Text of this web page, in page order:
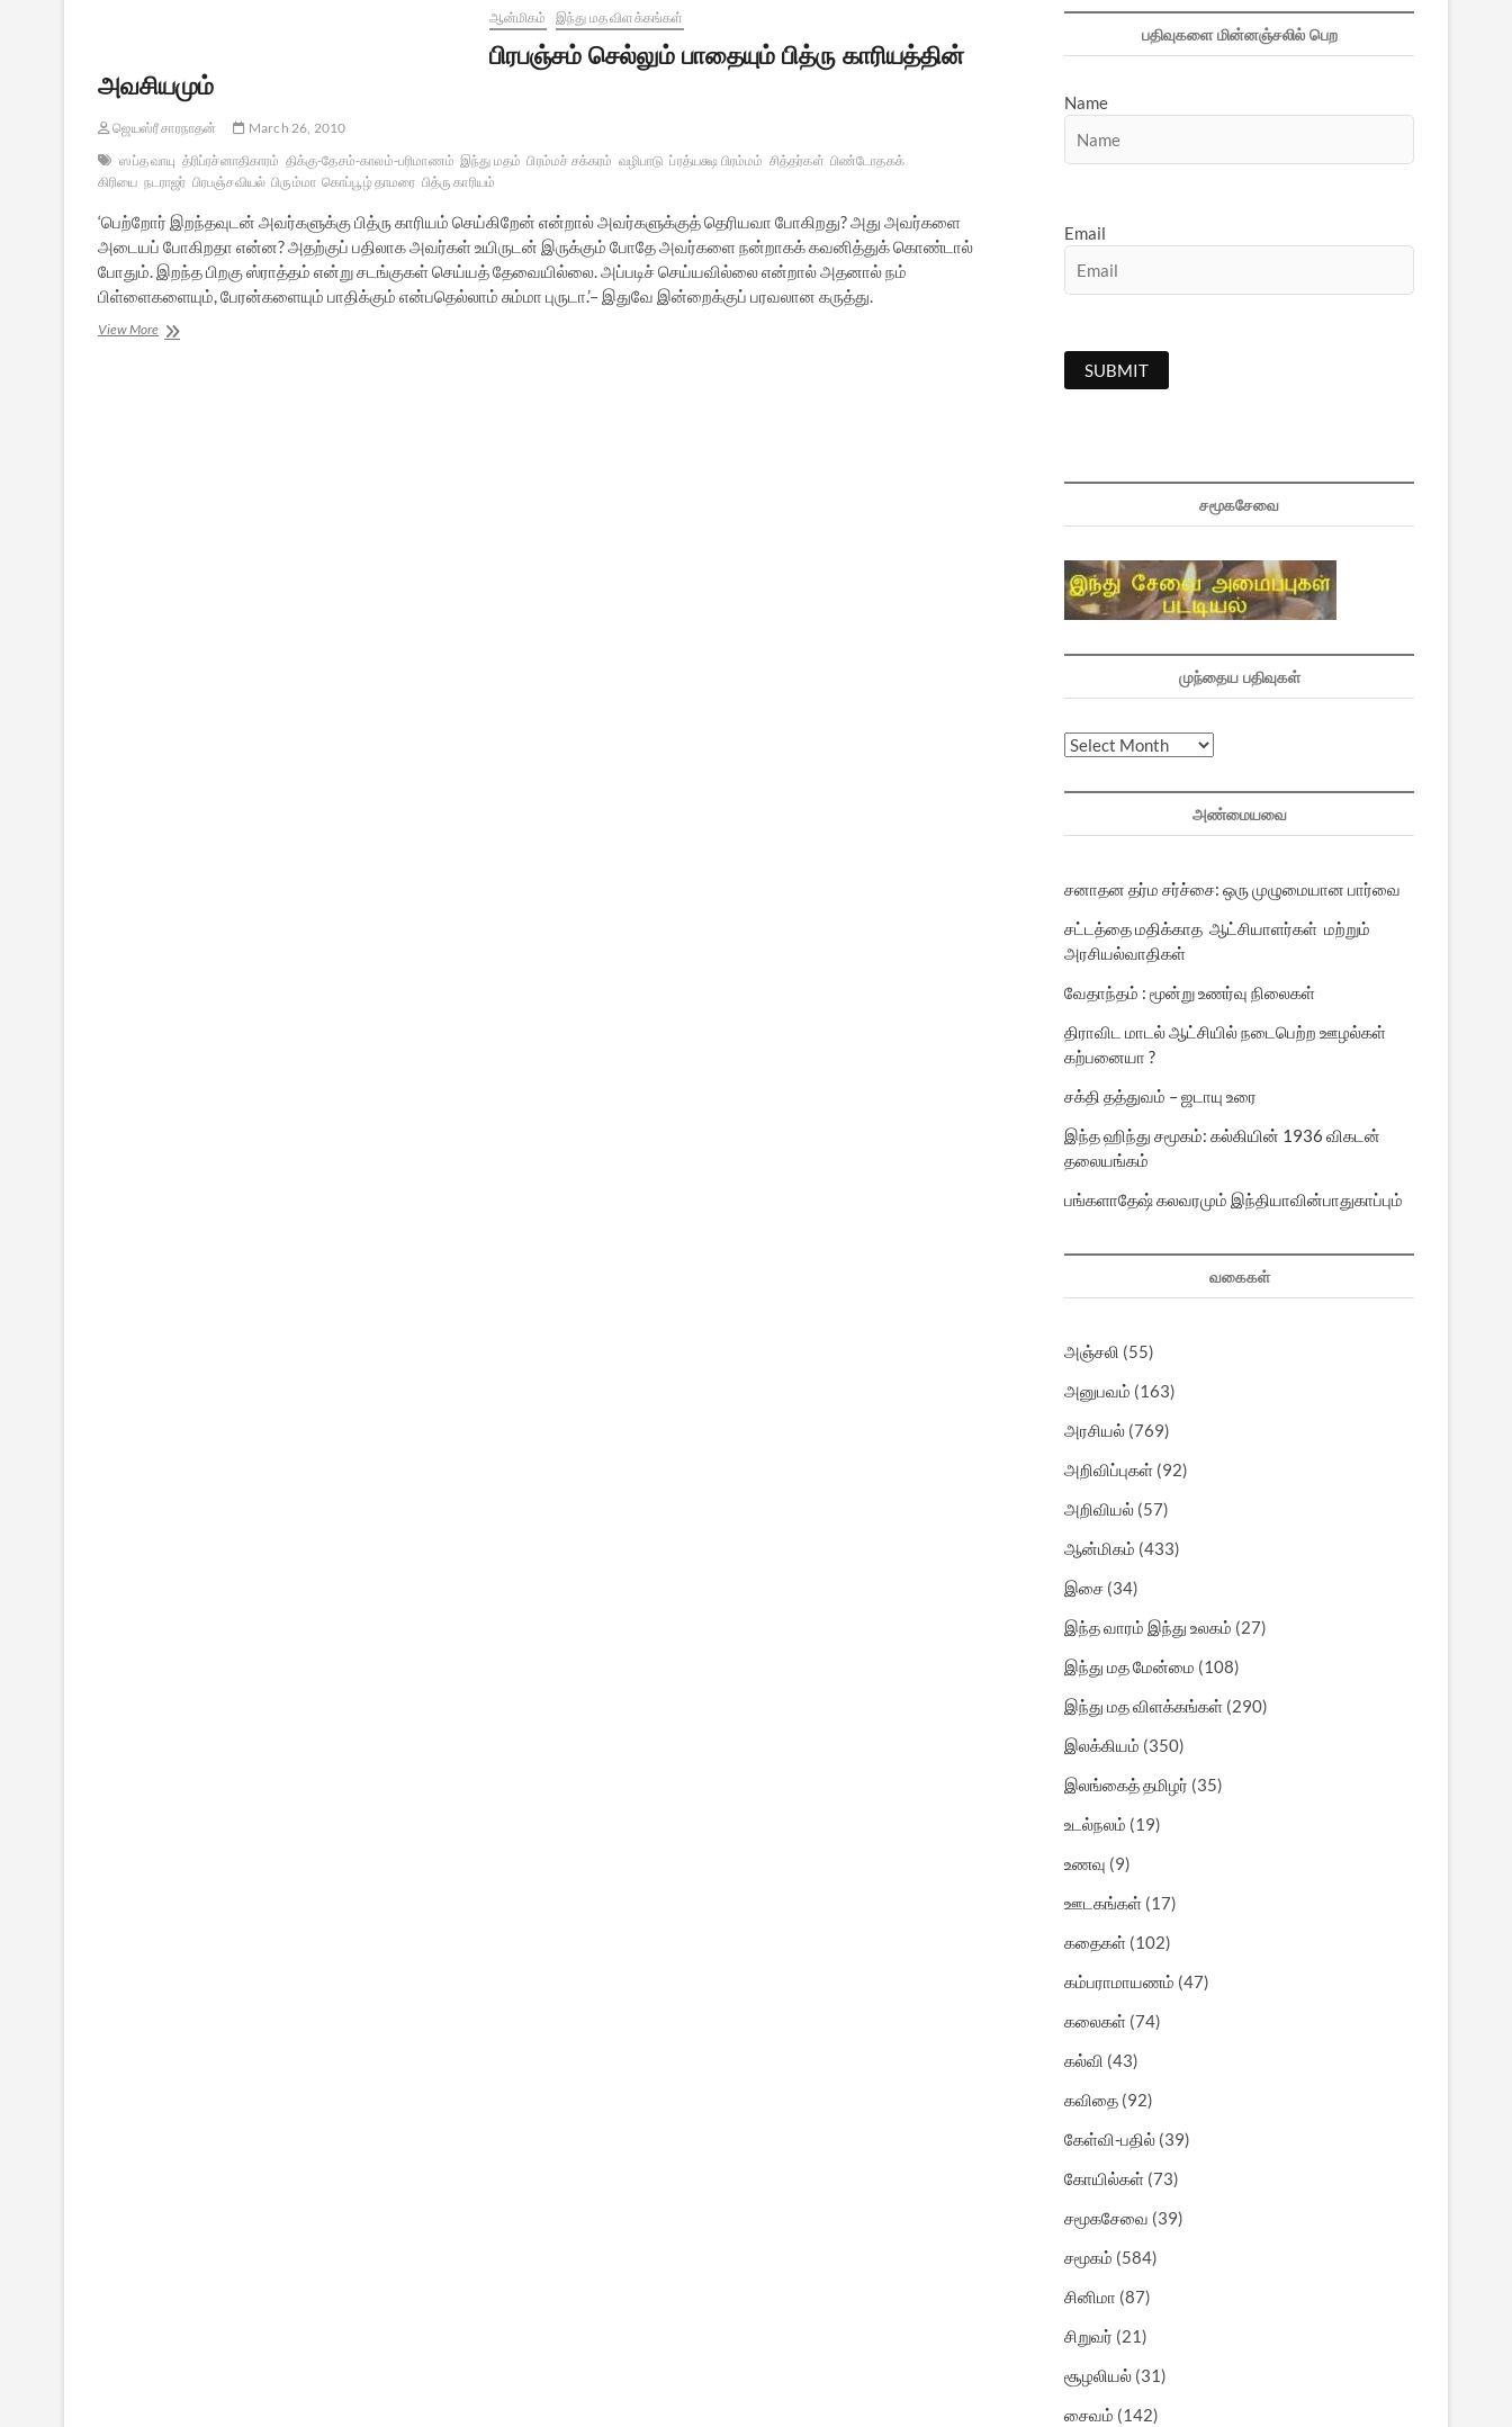
ஆன்மிகம் இந்து மத விளக்கங்கள்
பிரபஞ்சம் செல்லும் பாதையும் பித்ரு காரியத்தின்
அவசியமும்
ஜெயஸ்ரீ சாரநாதன்
March 26, 2010
ஸப்த வாயு த்ரிப்ரச்னாதிகாரம் திக்கு-தேசம்-காலம்-பரிமாணம் இந்து மதம் பிரம்மச் சக்கரம் வழிபாடு ப்ரத்யக்ஷ பிரம்மம் சித்தர்கள் பிண்டோதகக்
கிரியை நடராஜர் பிரபஞ்சவியல் பிரும்மா கொப்பூழ் தாமரை பித்ரு காரியம்
‘பெற்றோர் இறந்தவுடன் அவர்களுக்கு பித்ரு காரியம் செய்கிறேன் என்றால் அவர்களுக்குத் தெரியவா போகிறது? அது அவர்களை
அடையப் போகிறதா என்ன? அதற்குப் பதிலாக அவர்கள் உயிருடன் இருக்கும் போதே அவர்களை நன்றாகக் கவனித்துக் கொண்டால்
போதும். இறந்த பிறகு ஸ்ராத்தம் என்று சடங்குகள் செய்யத் தேவையில்லை. அப்படிச் செய்யவில்லை என்றால் அதனால் நம்
பிள்ளைகளையும், பேரன்களையும் பாதிக்கும் என்பதெல்லாம் சும்மா புருடா.’– இதுவே இன்றைக்குப் பரவலான கருத்து.
View Moreபிரபஞ்சம்
பதிவுகளை மின்னஞ்சலில் பெற
Name
Email
சமூகசேவை
முந்தைய பதிவுகள்
முந்தைய
அண்மையவை
சனாதன தர்ம சர்ச்சை: ஒரு முழுமையான பார்வை
சட்டத்தை மதிக்காத ஆட்சியாளர்கள் மற்றும்
அரசியல்வாதிகள்
வேதாந்தம் : மூன்று உணர்வு நிலைகள்
திராவிட மாடல் ஆட்சியில் நடைபெற்ற ஊழல்கள்
கற்பனையா ?
சக்தி தத்துவம் – ஜடாயு உரை
இந்த ஹிந்து சமூகம்: கல்கியின் 1936 விகடன்
தலையங்கம்
பங்களாதேஷ் கலவரமும் இந்தியாவின்பாதுகாப்பும்
வகைகள்
அஞ்சலி (55)
அனுபவம் (163)
அரசியல் (769)
அறிவிப்புகள் (92)
அறிவியல் (57)
ஆன்மிகம் (433)
இசை (34)
இந்த வாரம் இந்து உலகம் (27)
இந்து மத மேன்மை (108)
இந்து மத விளக்கங்கள் (290)
இலக்கியம் (350)
இலங்கைத் தமிழர் (35)
உடல்நலம் (19)
உணவு (9)
ஊடகங்கள் (17)
கதைகள் (102)
கம்பராமாயணம் (47)
கலைகள் (74)
கல்வி (43)
கவிதை (92)
கேள்வி-பதில் (39)
கோயில்கள் (73)
சமூகசேவை (39)
சமூகம் (584)
சினிமா (87)
சிறுவர் (21)
சூழலியல் (31)
சைவம் (142)